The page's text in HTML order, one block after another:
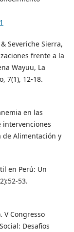
Severiche Sierra,
frente a la
Wayuu, La
7(1), 12-18.
en las
intervenciones
de Alimentación y
en Perú: Un
53.
V Congresso
Desafios